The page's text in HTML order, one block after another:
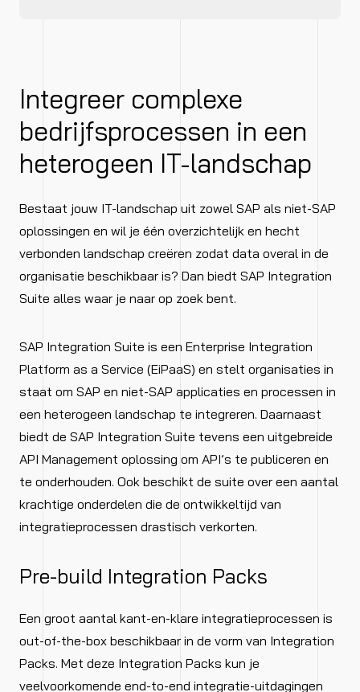
Integreer complexe
bedrijfsprocessen in een
heterogeen IT-landschap
Bestaat jouw IT-landschap uit zowel SAP als niet-SAP
oplossingen en wil je één overzichtelijk en hecht
verbonden landschap creëren zodat data overal in de
organisatie beschikbaar is? Dan biedt SAP Integration
Suite alles waar je naar op zoek bent.
SAP Integration Suite is een Enterprise Integration
Platform as a Service (EiPaaS) en stelt organisaties in
staat om SAP en niet-SAP applicaties en processen in
een heterogeen landschap te integreren. Daarnaast
biedt de SAP Integration Suite tevens een uitgebreide
API Management oplossing om API’s te publiceren en
te onderhouden. Ook beschikt de suite over een aantal
krachtige onderdelen die de ontwikkeltijd van
integratieprocessen drastisch verkorten.
Pre-build Integration Packs
Een groot aantal kant-en-klare integratieprocessen is
out-of-the-box beschikbaar in de vorm van Integration
Packs. Met deze Integration Packs kun je
veelvoorkomende end-to-end integratie-uitdagingen